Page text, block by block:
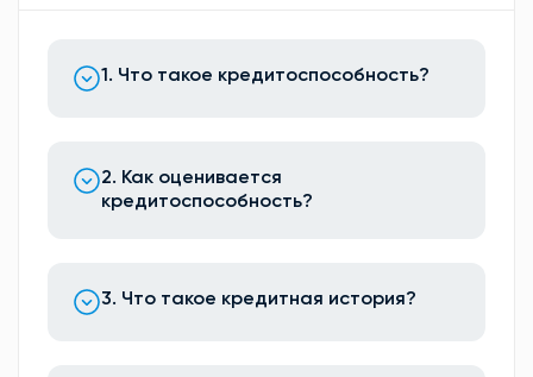
1. Что такое кредитоспособность?
2. Как оценивается
кредитоспособность?
3. Что такое кредитная история?